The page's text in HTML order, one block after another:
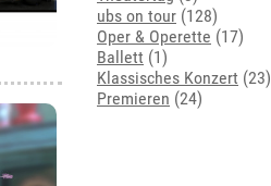
ubs on tour (128)
Oper & Operette (17)
Ballett (1)
Klassisches Konzert (23)
Premieren (24)